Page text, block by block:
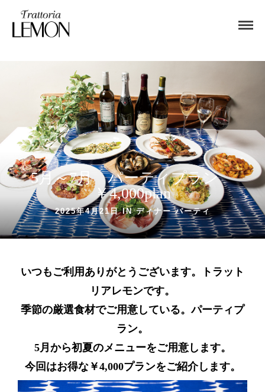
5月～7月 パーティプラン
￥4,000plan
2025年4月21日 INディナー パーティ
いつもご利用ありがとうございます。トラット
リアレモンです。
季節の厳選食材でご用意している。パーティプ
ラン。
5月から初夏のメニューをご用意します。
今回はお得な￥4,000プランをご紹介します。